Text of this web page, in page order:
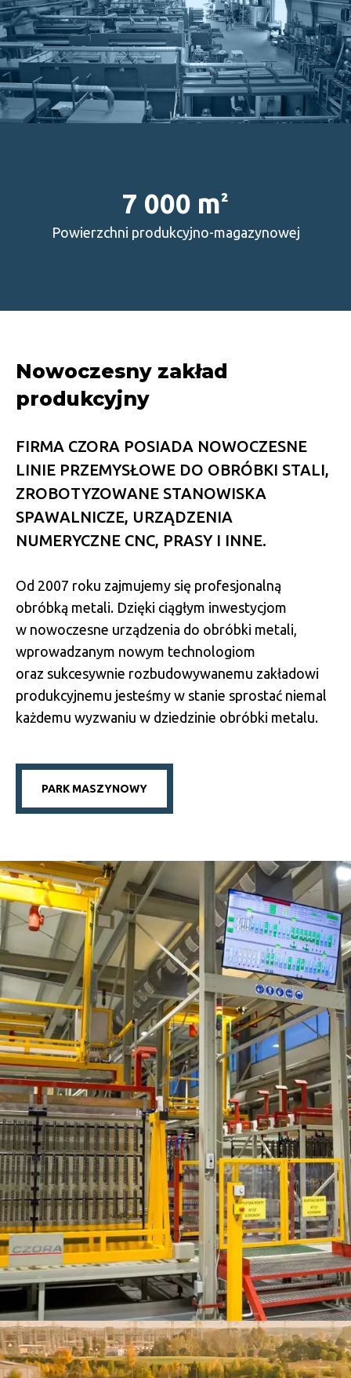
7 000 m
Nowoczesny zakład
produkcyjny
FIRMA CZORA POSIADA NOWOCZESNE
LINIE PRZEMYSŁOWE DO OBRÓBKI STALI,
ZROBOTYZOWANE STANOWISKA
SPAWALNICZE, URZĄDZENIA
Od 2007 roku zajmujemy się profesjonalną
obróbką metali. Dzięki ciągłym inwestycjom
w nowoczesne urządzenia do obróbki metali,
wprowadzanym nowym technologiom
oraz sukcesywnie rozbudowywanemu zakładowi
produkcyjnemu jesteśmy w stanie sprostać niemal
PARK MASZYNOWY